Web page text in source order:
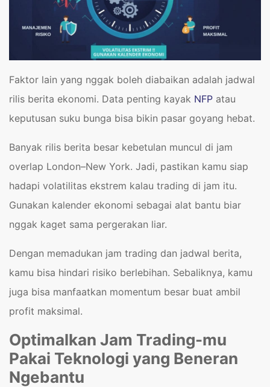
Faktor lain yang nggak boleh diabaikan adalah jadwal
rilis berita ekonomi. Data penting kayak NFP atau
keputusan suku bunga bisa bikin pasar goyang hebat.
Banyak rilis berita besar kebetulan muncul di jam
overlap London–New York. Jadi, pastikan kamu siap
hadapi volatilitas ekstrem kalau trading di jam itu.
Gunakan kalender ekonomi sebagai alat bantu biar
nggak kaget sama pergerakan liar.
Dengan memadukan jam trading dan jadwal berita,
kamu bisa hindari risiko berlebihan. Sebaliknya, kamu
juga bisa manfaatkan momentum besar buat ambil
profit maksimal.
Optimalkan Jam Trading-mu
Pakai Teknologi yang Beneran
Ngebantu